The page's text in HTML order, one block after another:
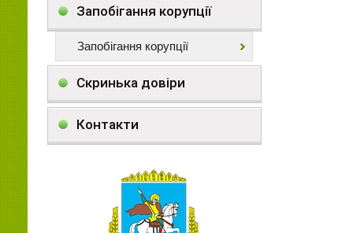
Запобігання корупції
Запобігання корупції
Скринька довіри
Контакти